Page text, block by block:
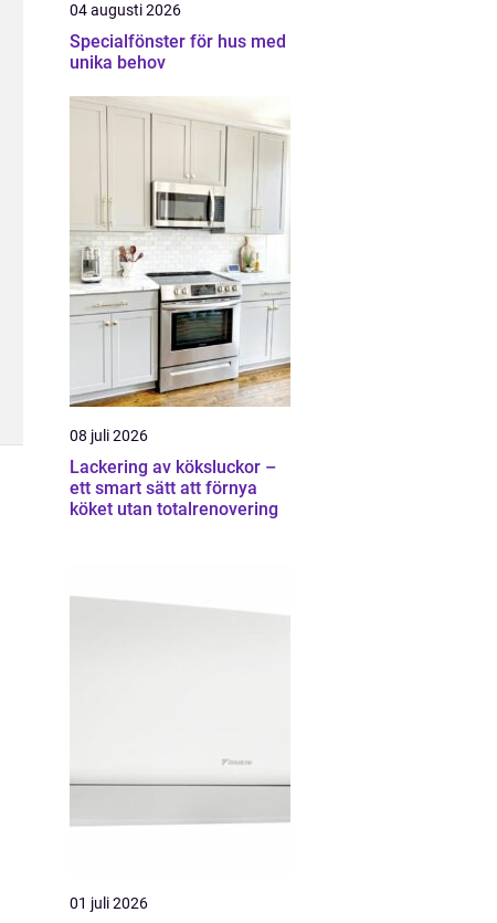
04 augusti 2026
Specialfönster för hus med
unika behov
08 juli 2026
Lackering av köksluckor –
ett smart sätt att förnya
köket utan totalrenovering
01 juli 2026